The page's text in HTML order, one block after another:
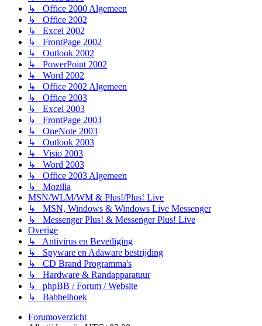
↳ Office 2000 Algemeen
↳ Office 2002
↳ Excel 2002
↳ FrontPage 2002
↳ Outlook 2002
↳ PowerPoint 2002
↳ Word 2002
↳ Office 2002 Algemeen
↳ Office 2003
↳ Excel 2003
↳ FrontPage 2003
↳ OneNote 2003
↳ Outlook 2003
↳ Visio 2003
↳ Word 2003
↳ Office 2003 Algemeen
↳ Mozilla
MSN/WLM/WM & Plus!/Plus! Live
↳ MSN, Windows & Windows Live Messenger
↳ Messenger Plus! & Messenger Plus! Live
Overige
↳ Antivirus en Beveiliging
↳ Spyware en Adaware bestrijding
↳ CD Brand Programma's
↳ Hardware & Randapparatuur
↳ phpBB / Forum / Website
↳ Babbelhoek
Forumoverzicht